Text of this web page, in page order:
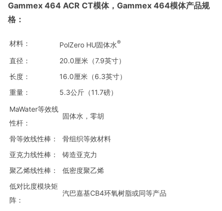
Gammex 464 ACR CT模体，Gammex 464模体产品规
格：
材料： PolZero HU固体水®
直径：
20.0厘米（7.9英寸）
长度：
16.0厘米（6.3英寸）
重量：
5.3公斤（11.7磅）
MaWater等效线
性杆：
固体水，零胡
骨等效线性棒：
骨组织等效材料
亚克力线性棒：
铸造亚克力
聚乙烯线性棒：
低密度聚乙烯
低对比度模块矩
阵：
汽巴嘉基CB4环氧树脂或同等产品